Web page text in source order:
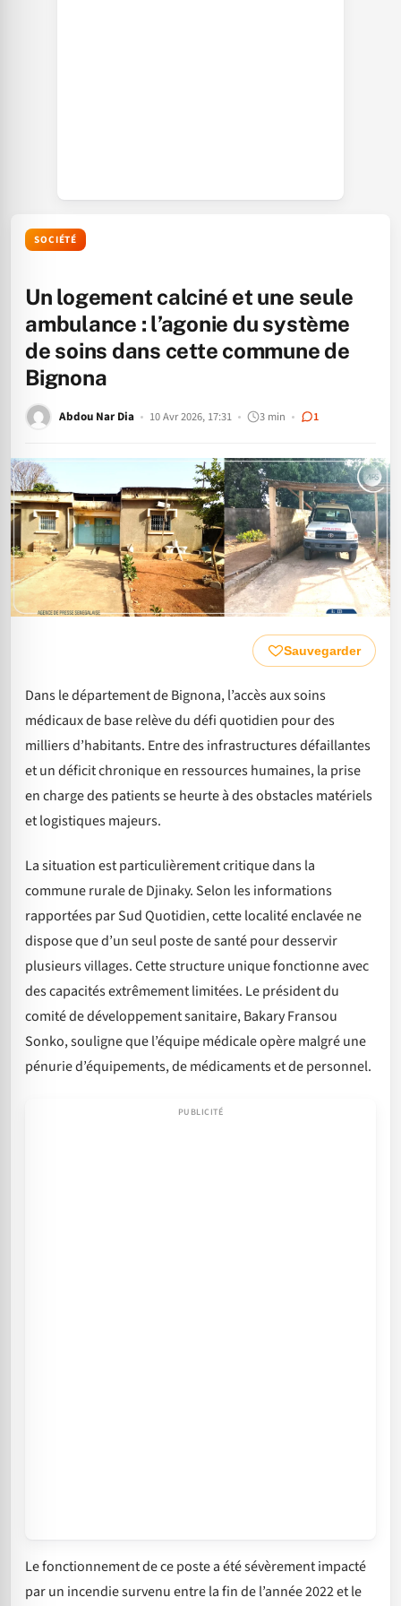
SOCIÉTÉ
Un logement calciné et une seule
ambulance : l’agonie du système
de soins dans cette commune de
Bignona
Abdou Nar Dia 10 Avr 2026, 17:31 3 min 1
Sauvegarder
Dans le département de Bignona, l’accès aux soins
médicaux de base relève du défi quotidien pour des
milliers d’habitants. Entre des infrastructures défaillantes
et un déficit chronique en ressources humaines, la prise
en charge des patients se heurte à des obstacles matériels
et logistiques majeurs.
La situation est particulièrement critique dans la
commune rurale de Djinaky. Selon les informations
rapportées par Sud Quotidien, cette localité enclavée ne
dispose que d’un seul poste de santé pour desservir
plusieurs villages. Cette structure unique fonctionne avec
des capacités extrêmement limitées. Le président du
comité de développement sanitaire, Bakary Fransou
Sonko, souligne que l’équipe médicale opère malgré une
pénurie d’équipements, de médicaments et de personnel.
Le fonctionnement de ce poste a été sévèrement impacté
par un incendie survenu entre la fin de l’année 2022 et le